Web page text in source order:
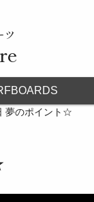
ツ
夢のポイント☆